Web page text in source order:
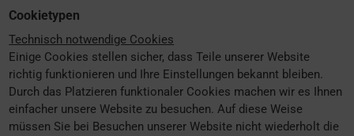
Cookietypen
Technisch notwendige Cookies
Einige Cookies stellen sicher, dass Teile unserer Website
richtig funktionieren und Ihre Einstellungen bekannt bleiben.
Durch das Platzieren funktionaler Cookies machen wir es Ihnen
einfacher unsere Website zu besuchen. Auf diese Weise
müssen Sie bei Besuchen unserer Website nicht wiederholt die